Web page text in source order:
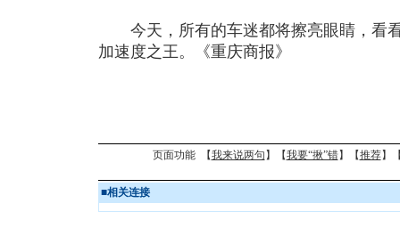
今天，所有的车迷都将擦亮眼睛，看
加速度之王。《重庆商报》
页面功能 【我来说两句 】【我要“揪”错】【推荐】
■相关连接